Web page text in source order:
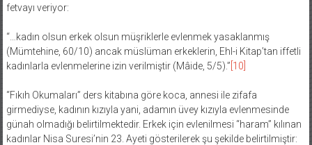
fetvayı veriyor:
“…kadın olsun erkek olsun müşriklerle evlenmek yasaklanmış
(Mümtehine, 60/10) ancak müslüman erkeklerin, Ehl-i Kitap’tan iffetli
kadınlarla evlenmelerine izin verilmiştir (Mâide, 5/5).” [10]
“Fıkıh Okumaları” ders kitabına göre koca, annesi ile zifafa
girmediyse, kadının kızıyla yani, adamın üvey kızıyla evlenmesinde
günah olmadığı belirtilmektedir. Erkek için evlenilmesi “haram” kılınan
kadınlar Nisa Suresi’nin 23. Ayeti gösterilerek şu şekilde belirtilmiştir: